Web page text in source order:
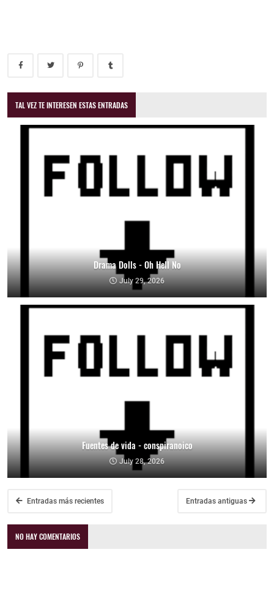
TAL VEZ TE INTERESEN ESTAS ENTRADAS
Drama Dolls - Oh Hell No
July 29, 2026
Fuentes de vida - conspiranoico
July 28, 2026
Entradas más recientes Entradas antiguas
NO HAY COMENTARIOS